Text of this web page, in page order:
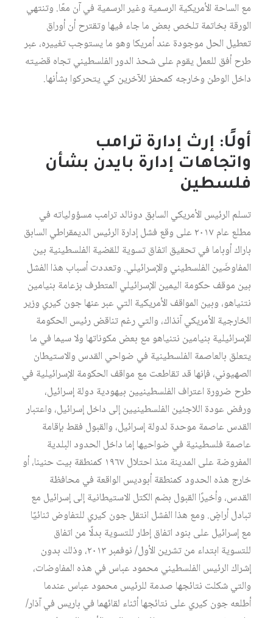
مع الساحة الأمريكية الرسمية وغير الرسمية في آن معًا. وتنتهي
الورقة بخاتمة تلخص بعض ما جاء فيها وتقترح أن أوراق
تعطيل الحل موجودة عند أمريكا وهو ما يستوجب تغييره، عبر
طرح أفق للعمل يقوم على شحذ الدور الفلسطيني تجاه قضيته
داخل الوطن وخارجه كمحفز للآخرين كي يتحركوا بشأنها.
أولًا: إرث إدارة ترامب
واتجاهات إدارة بايدن بشأن
فلسطين
تسلم الرئيس الأمريكي السابق دونالد ترامب مسؤولياته في
مطلع عام ٢٠١٧ على وقع فشل إدارة الرئيس الديمقراطي السابق
باراك أوباما في تحقيق اتفاق تسوية للقضية الفلسطينية بين
المفاوضَين الفلسطيني والإسرائيلي. وتعددت أسباب هذا الفشل
بين موقف حكومة اليمين الإسرائيلي المتطرف بزعامة بنيامين
نتنياهو، وبين المواقف الأمريكية التي عبر عنها جون كيري وزير
الخارجية الأمريكي آنذاك، والتي رغم تناقض رئيس الحكومة
الإسرائيلية بنيامين نتنياهو مع بعض مكوناتها ولا سيما في ما
يتعلق بالعاصمة الفلسطينية في ضواحي القدس والاستيطان
الصهيوني، فإنها قد تقاطعت مع مواقف الحكومة الإسرائيلية في
طرح ضرورة اعتراف الفلسطينيين بيهودية دولة إسرائيل،
ورفض عودة اللاجئين الفلسطينيين إلى داخل إسرائيل، واعتبار
القدس عاصمة موحدة لدولة إسرائيل، والقبول فقط بإقامة
عاصمة فلسطينية في ضواحيها إما داخل الحدود البلدية
المفروضة على المدينة منذ احتلال ١٩٦٧ كمنطقة بيت حنينا، أو
خارج هذه الحدود كمنطقة أبوديس الواقعة في محافظة
القدس، وأخيرًا القبول بضم الكتل الاستيطانية إلى إسرائيل مع
تبادل أراضٍ. ومع هذا الفشل انتقل جون كيري للتفاوض ثنائيًا
مع إسرائيل على بنود اتفاق إطار للتسوية بدلًا من اتفاق
للتسوية ابتداء من تشرين الأول/ نوفمبر ٢٠١٣، وذلك بدون
إشراك الرئيس الفلسطيني محمود عباس في هذه المفاوضات،
والتي شكلت نتائجها صدمة للرئيس محمود عباس عندما
أطلعه جون كيري على نتائجها أثناء لقائهما في باريس في آذار/